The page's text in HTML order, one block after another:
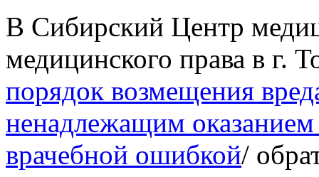
В Сибирский Центр
медицинского права в г.
порядок возмещения
ненадлежащим
врачебной ошибкой/